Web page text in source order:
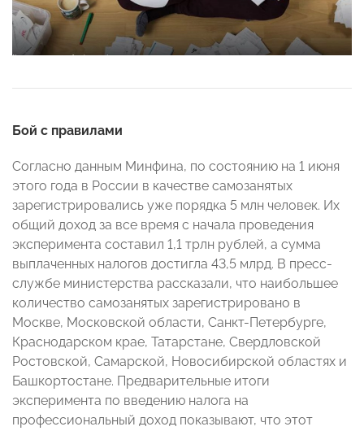
Бой с правилами
Согласно данным Минфина, по состоянию на 1 июня
этого года в России в качестве самозанятых
зарегистрировались уже порядка 5 млн человек. Их
общий доход за все время с начала проведения
эксперимента составил 1,1 трлн рублей, а сумма
выплаченных налогов достигла 43,5 млрд. В пресс-
службе министерства рассказали, что наибольшее
количество самозанятых зарегистрировано в
Москве, Московской области, Санкт-Петербурге,
Краснодарском крае, Татарстане, Свердловской
Ростовской, Самарской, Новосибирской областях и
Башкортостане. Предварительные итоги
эксперимента по введению налога на
профессиональный доход показывают, что этот